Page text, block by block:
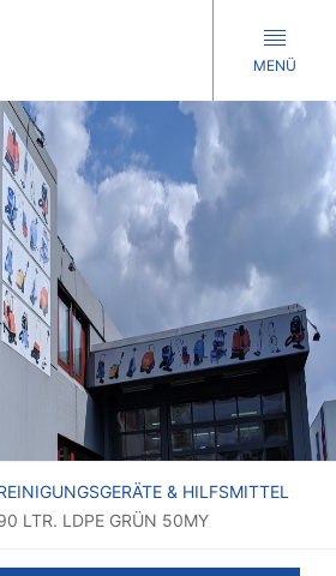
MENÜ
& HILFSMITTEL
LTR. LDPE GRÜN 50MY